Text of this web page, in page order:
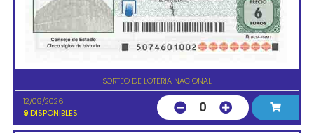
SORTEO DE LOTERIA NACIONAL
12/09/2026
9 DISPONIBLES 0